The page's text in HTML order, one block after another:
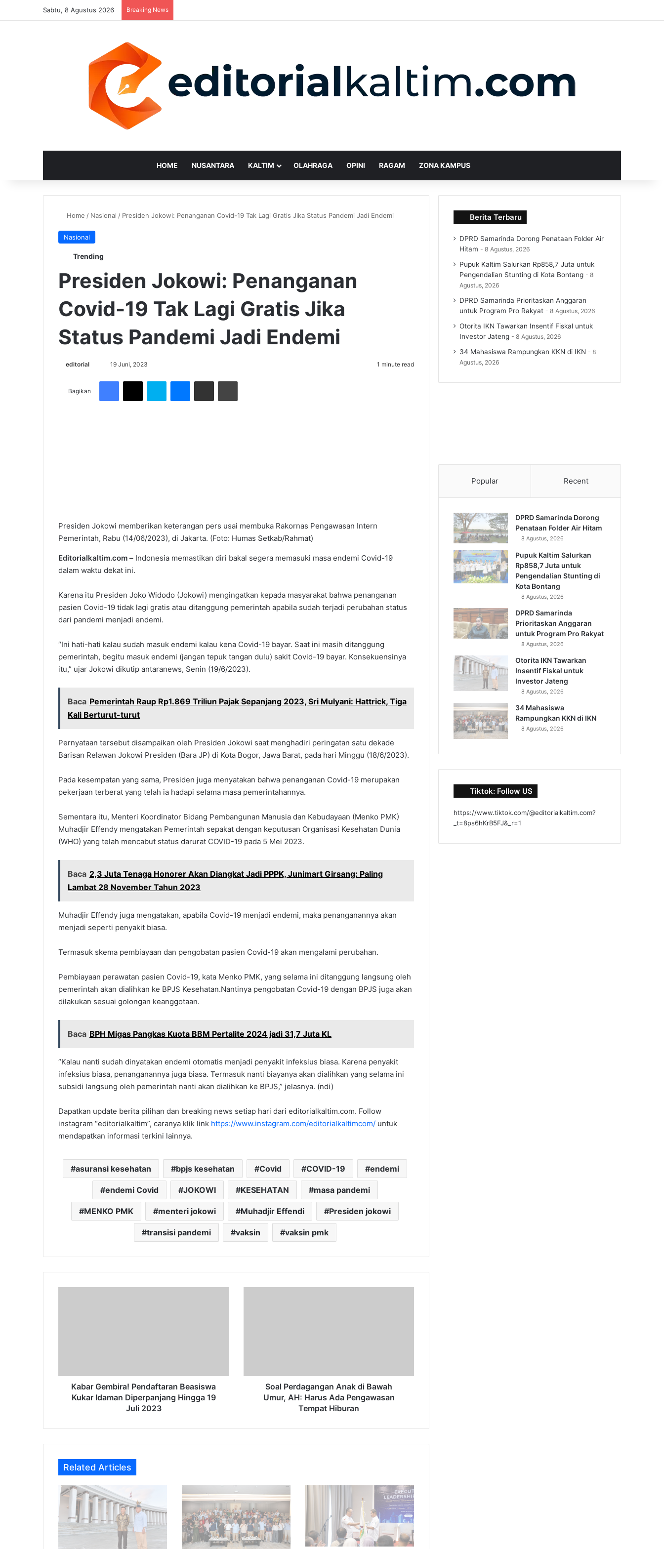
Sabtu, 8 Agustus 2026 Breaking News
HOME NUSANTARA KALTIM OLAHRAGA OPINI RAGAM ZONA KAMPUS
Home / Nasional / Presiden Jokowi: Penanganan Covid-19 Tak Lagi Gratis Jika Status Pandemi Jadi Endemi
Nasional
Trending
Presiden Jokowi: Penanganan
Covid-19 Tak Lagi Gratis Jika
Status Pandemi Jadi Endemi
editorial
Send19 Juni, 2023 1 minute read
Bagikan
Facebook
X Skype Messenger
Share via Email Cetak
Presiden Jokowi memberikan keterangan pers usai membuka Rakornas Pengawasan Intern
Pemerintah, Rabu (14/06/2023), di Jakarta. (Foto: Humas Setkab/Rahmat)
Editorialkaltim.com – Indonesia memastikan diri bakal segera memasuki masa endemi Covid-19
dalam waktu dekat ini.
Karena itu Presiden Joko Widodo (Jokowi) mengingatkan kepada masyarakat bahwa penanganan
pasien Covid-19 tidak lagi gratis atau ditanggung pemerintah apabila sudah terjadi perubahan status
dari pandemi menjadi endemi.
“Ini hati-hati kalau sudah masuk endemi kalau kena Covid-19 bayar. Saat ini masih ditanggung
pemerintah, begitu masuk endemi (jangan tepuk tangan dulu) sakit Covid-19 bayar. Konsekuensinya
itu,” ujar Jokowi dikutip antaranews, Senin (19/6/2023).
Baca Pemerintah Raup Rp1.869 Triliun Pajak Sepanjang 2023, Sri Mulyani: Hattrick, Tiga
Kali Berturut-turut
Pernyataan tersebut disampaikan oleh Presiden Jokowi saat menghadiri peringatan satu dekade
Barisan Relawan Jokowi Presiden (Bara JP) di Kota Bogor, Jawa Barat, pada hari Minggu (18/6/2023).
Pada kesempatan yang sama, Presiden juga menyatakan bahwa penanganan Covid-19 merupakan
pekerjaan terberat yang telah ia hadapi selama masa pemerintahannya.
Sementara itu, Menteri Koordinator Bidang Pembangunan Manusia dan Kebudayaan (Menko PMK)
Muhadjir Effendy mengatakan Pemerintah sepakat dengan keputusan Organisasi Kesehatan Dunia
(WHO) yang telah mencabut status darurat COVID-19 pada 5 Mei 2023.
Baca 2,3 Juta Tenaga Honorer Akan Diangkat Jadi PPPK, Junimart Girsang: Paling
Lambat 28 November Tahun 2023
Muhadjir Effendy juga mengatakan, apabila Covid-19 menjadi endemi, maka penanganannya akan
menjadi seperti penyakit biasa.
Termasuk skema pembiayaan dan pengobatan pasien Covid-19 akan mengalami perubahan.
Pembiayaan perawatan pasien Covid-19, kata Menko PMK, yang selama ini ditanggung langsung oleh
pemerintah akan dialihkan ke BPJS Kesehatan.Nantinya pengobatan Covid-19 dengan BPJS juga akan
dilakukan sesuai golongan keanggotaan.
Baca BPH Migas Pangkas Kuota BBM Pertalite 2024 jadi 31,7 Juta KL
“Kalau nanti sudah dinyatakan endemi otomatis menjadi penyakit infeksius biasa. Karena penyakit
infeksius biasa, penanganannya juga biasa. Termasuk nanti biayanya akan dialihkan yang selama ini
subsidi langsung oleh pemerintah nanti akan dialihkan ke BPJS,” jelasnya. (ndi)
Dapatkan update berita pilihan dan breaking news setiap hari dari editorialkaltim.com. Follow
instagram “editorialkaltim”, caranya klik link https://www.instagram.com/editorialkaltimcom/ untuk
mendapatkan informasi terkini lainnya.
asuransi kesehatan bpjs kesehatan Covid COVID-19 endemi
endemi Covid JOKOWI KESEHATAN masa pandemi
MENKO PMK menteri jokowi Muhadjir Effendi Presiden jokowi
transisi pandemi vaksin vaksin pmk
19
2023
Kabar Gembira! Pendaftaran Beasiswa
Kukar Idaman Diperpanjang Hingga 19
Juli 2023
Ada
Pengawasan
Tempat
Soal Perdagangan Anak di Bawah
Umur, AH: Harus Ada Pengawasan
Tempat Hiburan
Related Articles
Berita Terbaru
DPRD Samarinda Dorong Penataan Folder Air
Hitam
8 Agustus, 2026
Pupuk Kaltim Salurkan Rp858,7 Juta untuk
Pengendalian Stunting di Kota Bontang
8
Agustus, 2026
DPRD Samarinda Prioritaskan Anggaran
untuk Program Pro Rakyat
8 Agustus, 2026
Otorita IKN Tawarkan Insentif Fiskal untuk
Investor Jateng
8 Agustus, 2026
34 Mahasiswa Rampungkan KKN di IKN
8
Agustus, 2026
Popular Recent
DPRD Samarinda Dorong
Penataan Folder Air Hitam
8 Agustus, 2026
Pupuk Kaltim Salurkan
Rp858,7 Juta untuk
Pengendalian Stunting di
Kota Bontang
8 Agustus, 2026
DPRD Samarinda
Prioritaskan Anggaran
untuk Program Pro Rakyat
8 Agustus, 2026
Otorita IKN Tawarkan
Insentif Fiskal untuk
Investor Jateng
8 Agustus, 2026
34 Mahasiswa
Rampungkan KKN di IKN
8 Agustus, 2026
Tiktok: Follow US
https://www.tiktok.com/@editorialkaltim.com?
_t=8ps6hKrB5FJ&_r=1